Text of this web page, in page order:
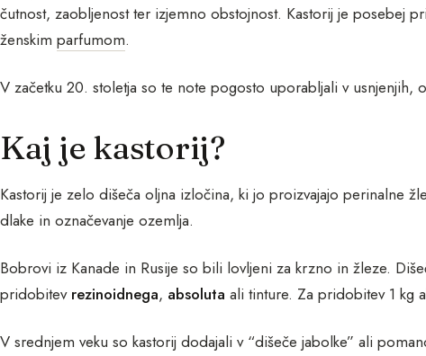
čutnost, zaobljenost ter izjemno obstojnost. Kastorij je posebej
ženskim parfumom.
V začetku 20. stoletja so te note pogosto uporabljali v usnjenjih,
Kaj je kastorij?
Kastorij je zelo dišeča oljna izločina, ki jo proizvajajo perinalne
dlake in označevanje ozemlja.
Bobrovi iz Kanade in Rusije so bili lovljeni za krzno in žleze.
pridobitev rezinoidnega, absoluta ali tinture. Za pridobitev 1 kg
V srednjem veku so kastorij dodajali v “dišeče jabolke” ali